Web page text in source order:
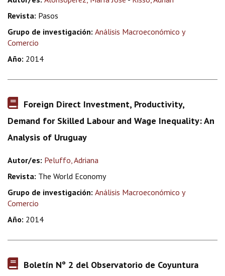
Revista: Pasos
Grupo de investigación: Análisis Macroeconómico y
Comercio
Año: 2014
Foreign Direct Investment, Productivity,
Demand for Skilled Labour and Wage Inequality: An
Analysis of Uruguay
Autor/es: Peluffo, Adriana
Revista: The World Economy
Grupo de investigación: Análisis Macroeconómico y
Comercio
Año: 2014
Boletín Nº 2 del Observatorio de Coyuntura